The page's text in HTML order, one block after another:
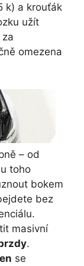
k) a krouťák
užít
omezena
– od
toho
bokem
bez
masivní
.
se